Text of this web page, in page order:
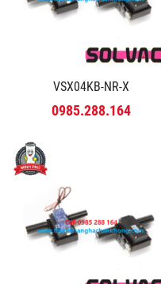
VSX04KB-NR-X
0985.288.164